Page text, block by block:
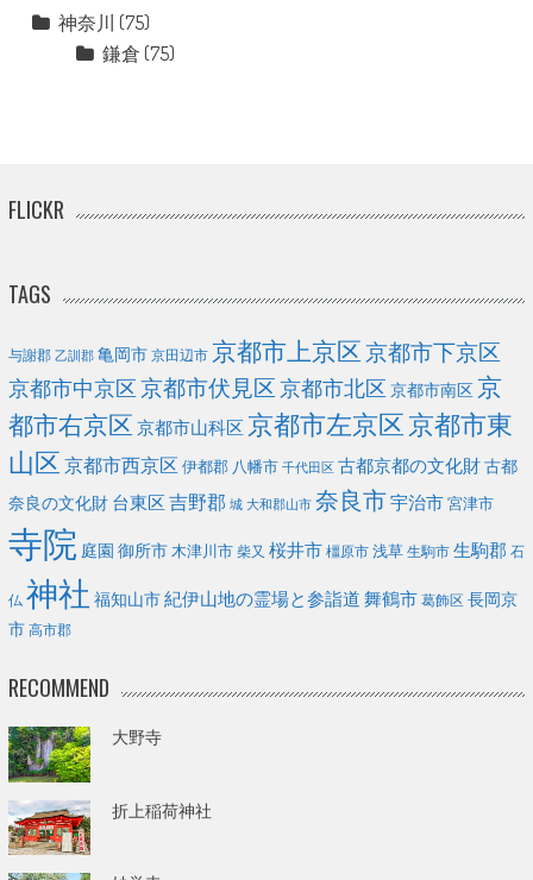
神奈川 (75)
鎌倉 (75)
FLICKR
TAGS
与謝郡 乙訓郡 亀岡市 京田辺市 京都市上京区京都市下京区
京都市中京区京都市伏見区京都市北区 京都市南区 京
都市右京区 京都市山科区 京都市左京区京都市東
山区京都市西京区 伊都郡 八幡市 千代田区 古都京都の文化財古都
奈良の文化財 台東区 吉野郡 城 大和郡山市 奈良市宇治市 宮津市
寺院 庭園 御所市 木津川市 柴又 桜井市 橿原市 浅草 生駒市 生駒郡 石
仏 神社 福知山市紀伊山地の霊場と参詣道 舞鶴市 葛飾区 長岡京
市 高市郡
RECOMMEND
大野寺
折上稲荷神社